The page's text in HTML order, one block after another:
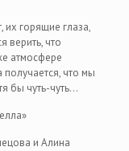
их горящие глаза,
верить, что
атмосфере
получается, что мы
бы чуть-чуть…
и Алина